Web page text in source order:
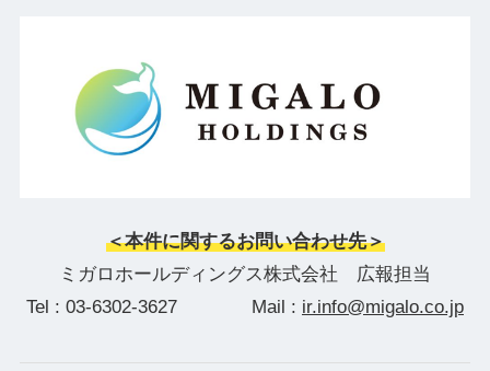
＜本件に関するお問い合わせ先＞
ミガロホールディングス株式会社 広報担当
Tel : 03-6302-3627 Mail : ir.info@migalo.co.jp